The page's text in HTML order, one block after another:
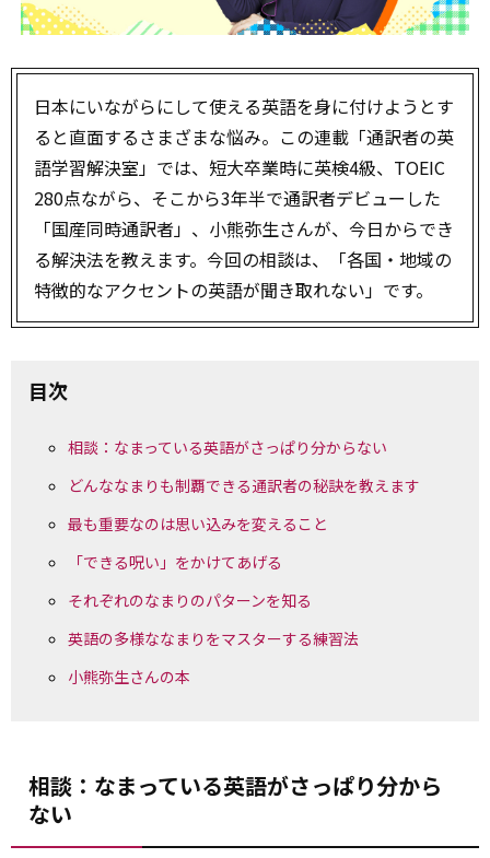
日本にいながらにして使える英語を身に付けようとす
ると直面するさまざまな悩み。この連載「通訳者の英
語学習解決室」では、短大卒業時に英検4級、TOEIC
280点ながら、そこから3年半で通訳者デビューした
「国産同時通訳者」、小熊弥生さんが、今日からでき
る解決法を教えます。今回の相談は、「各国・地域の
特徴的なアクセントの英語が聞き取れない」です。
目次
相談：なまっている英語がさっぱり分からない
どんななまりも制覇できる通訳者の秘訣を教えます
最も重要なのは思い込みを変えること
「できる呪い」をかけてあげる
それぞれのなまりのパターンを知る
英語の多様ななまりをマスターする練習法
小熊弥生さんの本
相談：なまっている英語がさっぱり分から
ない